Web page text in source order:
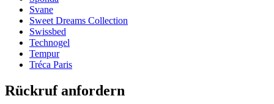
Svane
Sweet Dreams Collection
Swissbed
Technogel
Tempur
Tréca Paris
Rückruf anfordern